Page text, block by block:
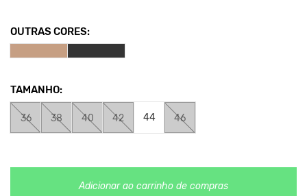
40 Cintura 42cm / Comprimento 97cm
44 Cintura 46cm / Comprimento 99cm
46 Cintura 48cm / Comprimento 100cm
*As medidas podem sofrer variação de até 2 cm.
**As cores podem variar conforme a configuração do seu
OUTRAS CORES:
TAMANHO:
36 38 40 42 44 46
Adicionar ao carrinho de compras